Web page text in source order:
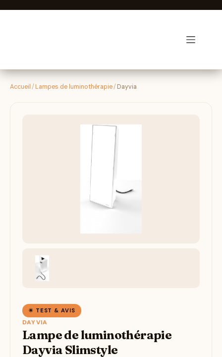
Accueil /Lampes de luminothérapie/Dayvia
☀ TEST & AVIS
DAYVIA
Lampe de luminothérapie
Dayvia Slimstyle